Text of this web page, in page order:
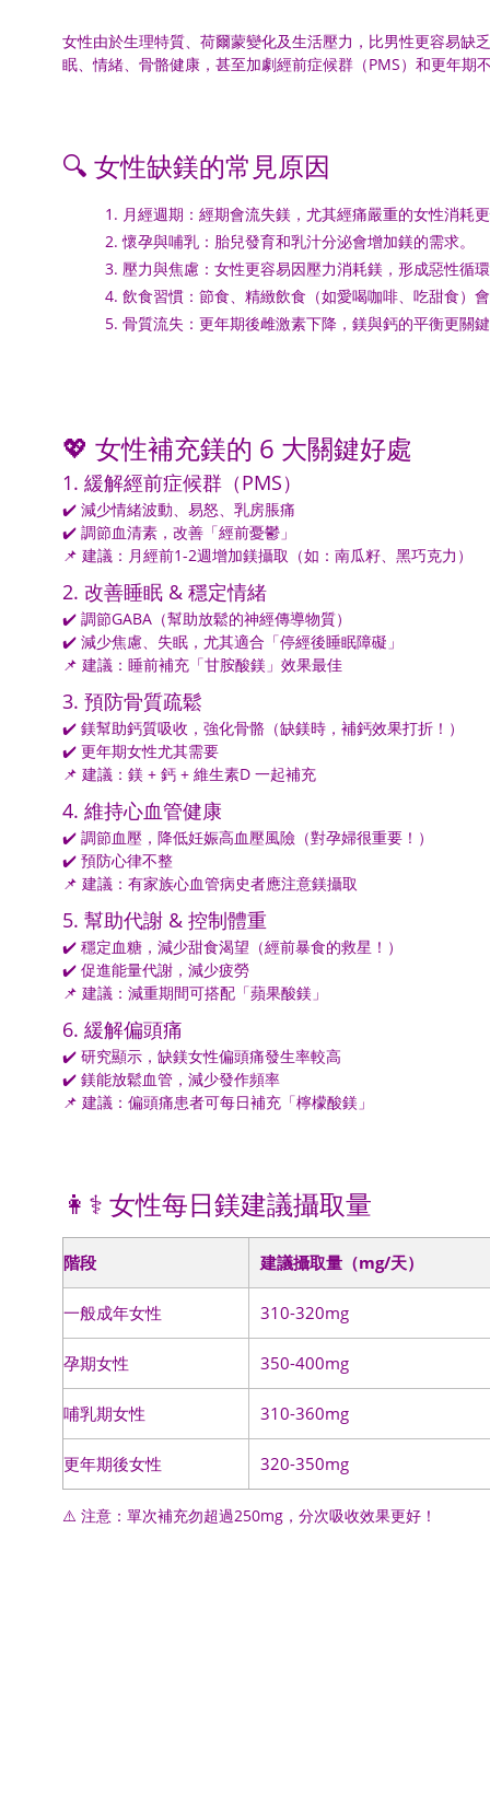
女性由於生理特質、荷爾蒙變化及生活壓力，比男性更容易缺
眠、情緒、骨骼健康，甚至加劇經前症候群（PMS）和更年期
🔍 女性缺鎂的常見原因
月經週期：經期會流失鎂，尤其經痛嚴重的女性消耗
懷孕與哺乳：胎兒發育和乳汁分泌會增加鎂的需求。
壓力與焦慮：女性更容易因壓力消耗鎂，形成惡性
飲食習慣：節食、精緻飲食（如愛喝咖啡、吃甜食）
骨質流失：更年期後雌激素下降，鎂與鈣的平衡更關
💖 女性補充鎂的 6 大關鍵好處
1. 緩解經前症候群（PMS）
✔️ 減少情緒波動、易怒、乳房脹痛
✔️ 調節血清素，改善「經前憂鬱」
📌 建議：月經前1-2週增加鎂攝取（如：南瓜籽、黑巧克力）
2. 改善睡眠 & 穩定情緒
✔️ 調節GABA（幫助放鬆的神經傳導物質）
✔️ 減少焦慮、失眠，尤其適合「停經後睡眠障礙」
📌 建議：睡前補充「甘胺酸鎂」效果最佳
3. 預防骨質疏鬆
✔️ 鎂幫助鈣質吸收，強化骨骼（缺鎂時，補鈣效果打折！）
✔️ 更年期女性尤其需要
📌 建議：鎂 + 鈣 + 維生素D 一起補充
4. 維持心血管健康
✔️ 調節血壓，降低妊娠高血壓風險（對孕婦很重要！）
✔️ 預防心律不整
📌 建議：有家族心血管病史者應注意鎂攝取
5. 幫助代謝 & 控制體重
✔️ 穩定血糖，減少甜食渴望（經前暴食的救星！）
✔️ 促進能量代謝，減少疲勞
📌 建議：減重期間可搭配「蘋果酸鎂」
6. 緩解偏頭痛
✔️ 研究顯示，缺鎂女性偏頭痛發生率較高
✔️ 鎂能放鬆血管，減少發作頻率
📌 建議：偏頭痛患者可每日補充「檸檬酸鎂」
👩⚕️ 女性每日鎂建議攝取量
階段 建議攝取量（mg/天）
一般成年女性 310-320mg
孕期女性 350-400mg
哺乳期女性 310-360mg
更年期後女性 320-350mg
⚠️ 注意：單次補充勿超過250mg，分次吸收效果更好！